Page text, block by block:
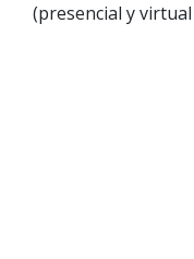
(presencial y